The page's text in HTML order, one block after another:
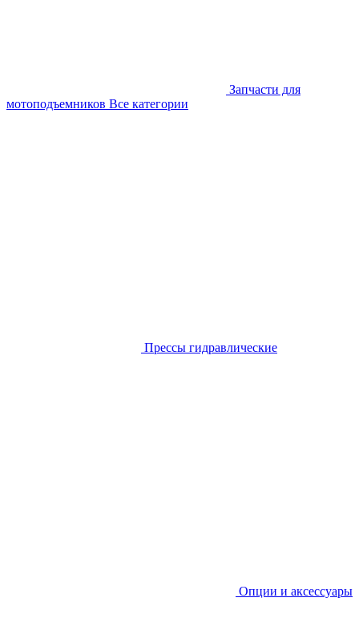
Запчасти для
мотоподъемников Все категории
Прессы гидравлические
Опции и аксессуары